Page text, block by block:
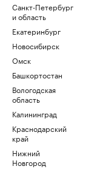
Санкт-Петербург
и область
Екатеринбург
Новосибирск
Омск
Башкортостан
Вологодская
область
Калининград
Краснодарский
край
Нижний
Новгород